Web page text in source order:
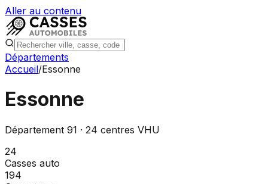
Aller au contenu
Départements
Accueil/Essonne
Essonne
Département 91 · 24 centres VHU
24
Casses auto
194